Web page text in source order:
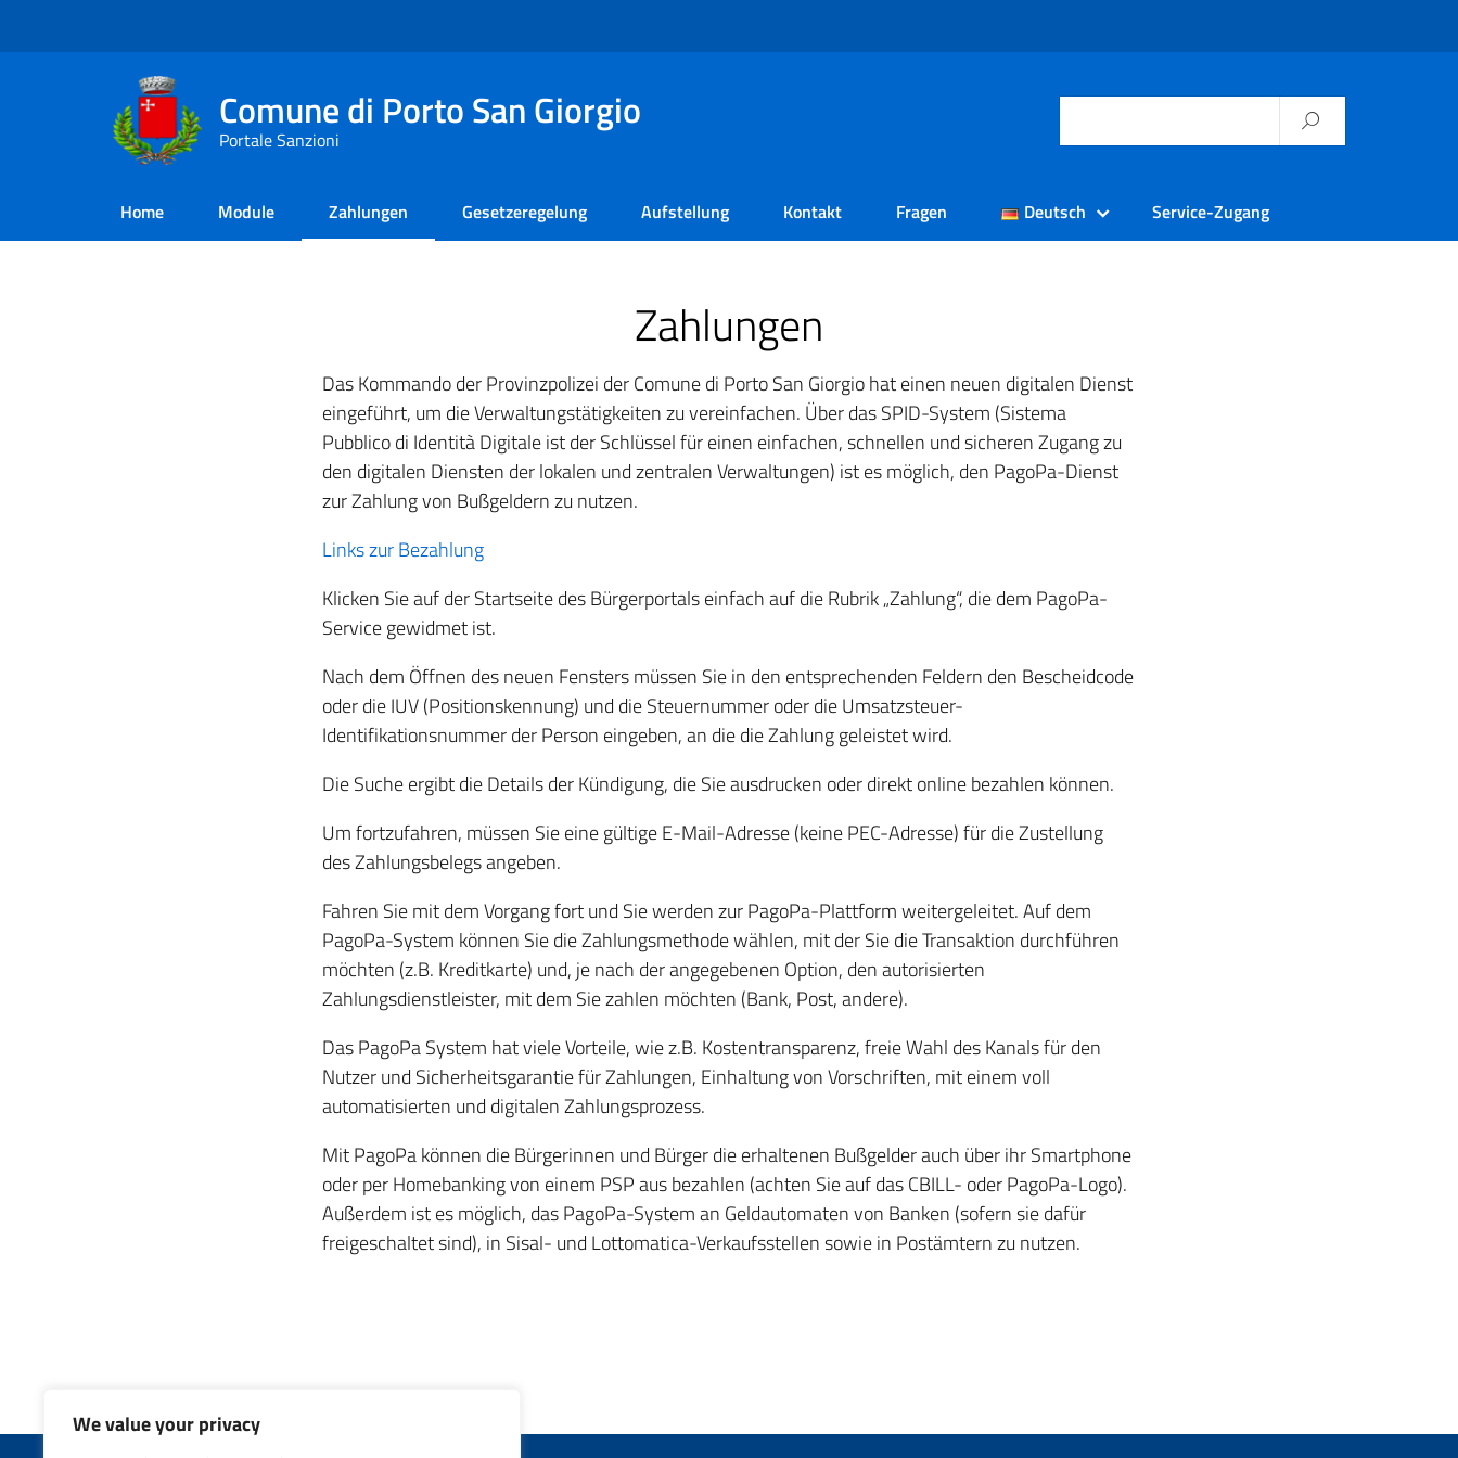
We value your privacy
Comune di Porto San Giorgio
Portale Sanzioni
Home Module Zahlungen Gesetzeregelung Aufstellung Kontakt Fragen Deutsch Service-Zugang
Zahlungen
Das Kommando der Provinzpolizei der Comune di Porto San Giorgio hat einen neuen digitalen Dienst
eingeführt, um die Verwaltungstätigkeiten zu vereinfachen. Über das SPID-System (Sistema
Pubblico di Identità Digitale ist der Schlüssel für einen einfachen, schnellen und sicheren Zugang zu
den digitalen Diensten der lokalen und zentralen Verwaltungen) ist es möglich, den PagoPa-Dienst
zur Zahlung von Bußgeldern zu nutzen.
Links zur Bezahlung
Klicken Sie auf der Startseite des Bürgerportals einfach auf die Rubrik „Zahlung“, die dem PagoPa-
Service gewidmet ist.
Nach dem Öffnen des neuen Fensters müssen Sie in den entsprechenden Feldern den Bescheidcode
oder die IUV (Positionskennung) und die Steuernummer oder die Umsatzsteuer-
Identifikationsnummer der Person eingeben, an die die Zahlung geleistet wird.
Die Suche ergibt die Details der Kündigung, die Sie ausdrucken oder direkt online bezahlen können.
Um fortzufahren, müssen Sie eine gültige E-Mail-Adresse (keine PEC-Adresse) für die Zustellung
des Zahlungsbelegs angeben.
Fahren Sie mit dem Vorgang fort und Sie werden zur PagoPa-Plattform weitergeleitet. Auf dem
PagoPa-System können Sie die Zahlungsmethode wählen, mit der Sie die Transaktion durchführen
möchten (z.B. Kreditkarte) und, je nach der angegebenen Option, den autorisierten
Zahlungsdienstleister, mit dem Sie zahlen möchten (Bank, Post, andere).
Das PagoPa System hat viele Vorteile, wie z.B. Kostentransparenz, freie Wahl des Kanals für den
Nutzer und Sicherheitsgarantie für Zahlungen, Einhaltung von Vorschriften, mit einem voll
automatisierten und digitalen Zahlungsprozess.
Mit PagoPa können die Bürgerinnen und Bürger die erhaltenen Bußgelder auch über ihr Smartphone
oder per Homebanking von einem PSP aus bezahlen (achten Sie auf das CBILL- oder PagoPa-Logo).
Außerdem ist es möglich, das PagoPa-System an Geldautomaten von Banken (sofern sie dafür
freigeschaltet sind), in Sisal- und Lottomatica-Verkaufsstellen sowie in Postämtern zu nutzen.